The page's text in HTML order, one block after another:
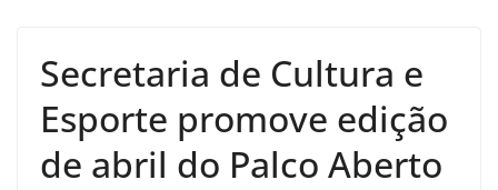
Secretaria de Cultura e
Esporte promove edição
de abril do Palco Aberto